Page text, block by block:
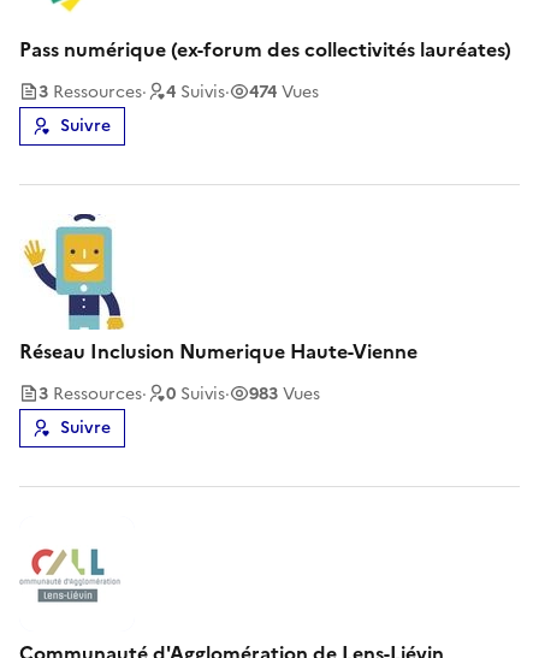
Pass numérique (ex-forum des collectivités lauréates)
3 Ressources· 4 Suivis· 474Vues
Suivre
Réseau Inclusion Numerique Haute-Vienne
3 Ressources· 0 Suivis· 983Vues
Suivre